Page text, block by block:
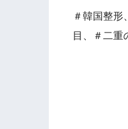
＃韓国整形
目、＃二重